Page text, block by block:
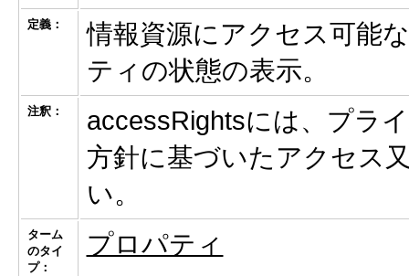
定義：
情報資源にアクセス可能
ティの状態の表示。
注釈：
accessRightsには、プラ
方針に基づいたアクセス
い。
ターム
のタイ
プ：
プロパティ